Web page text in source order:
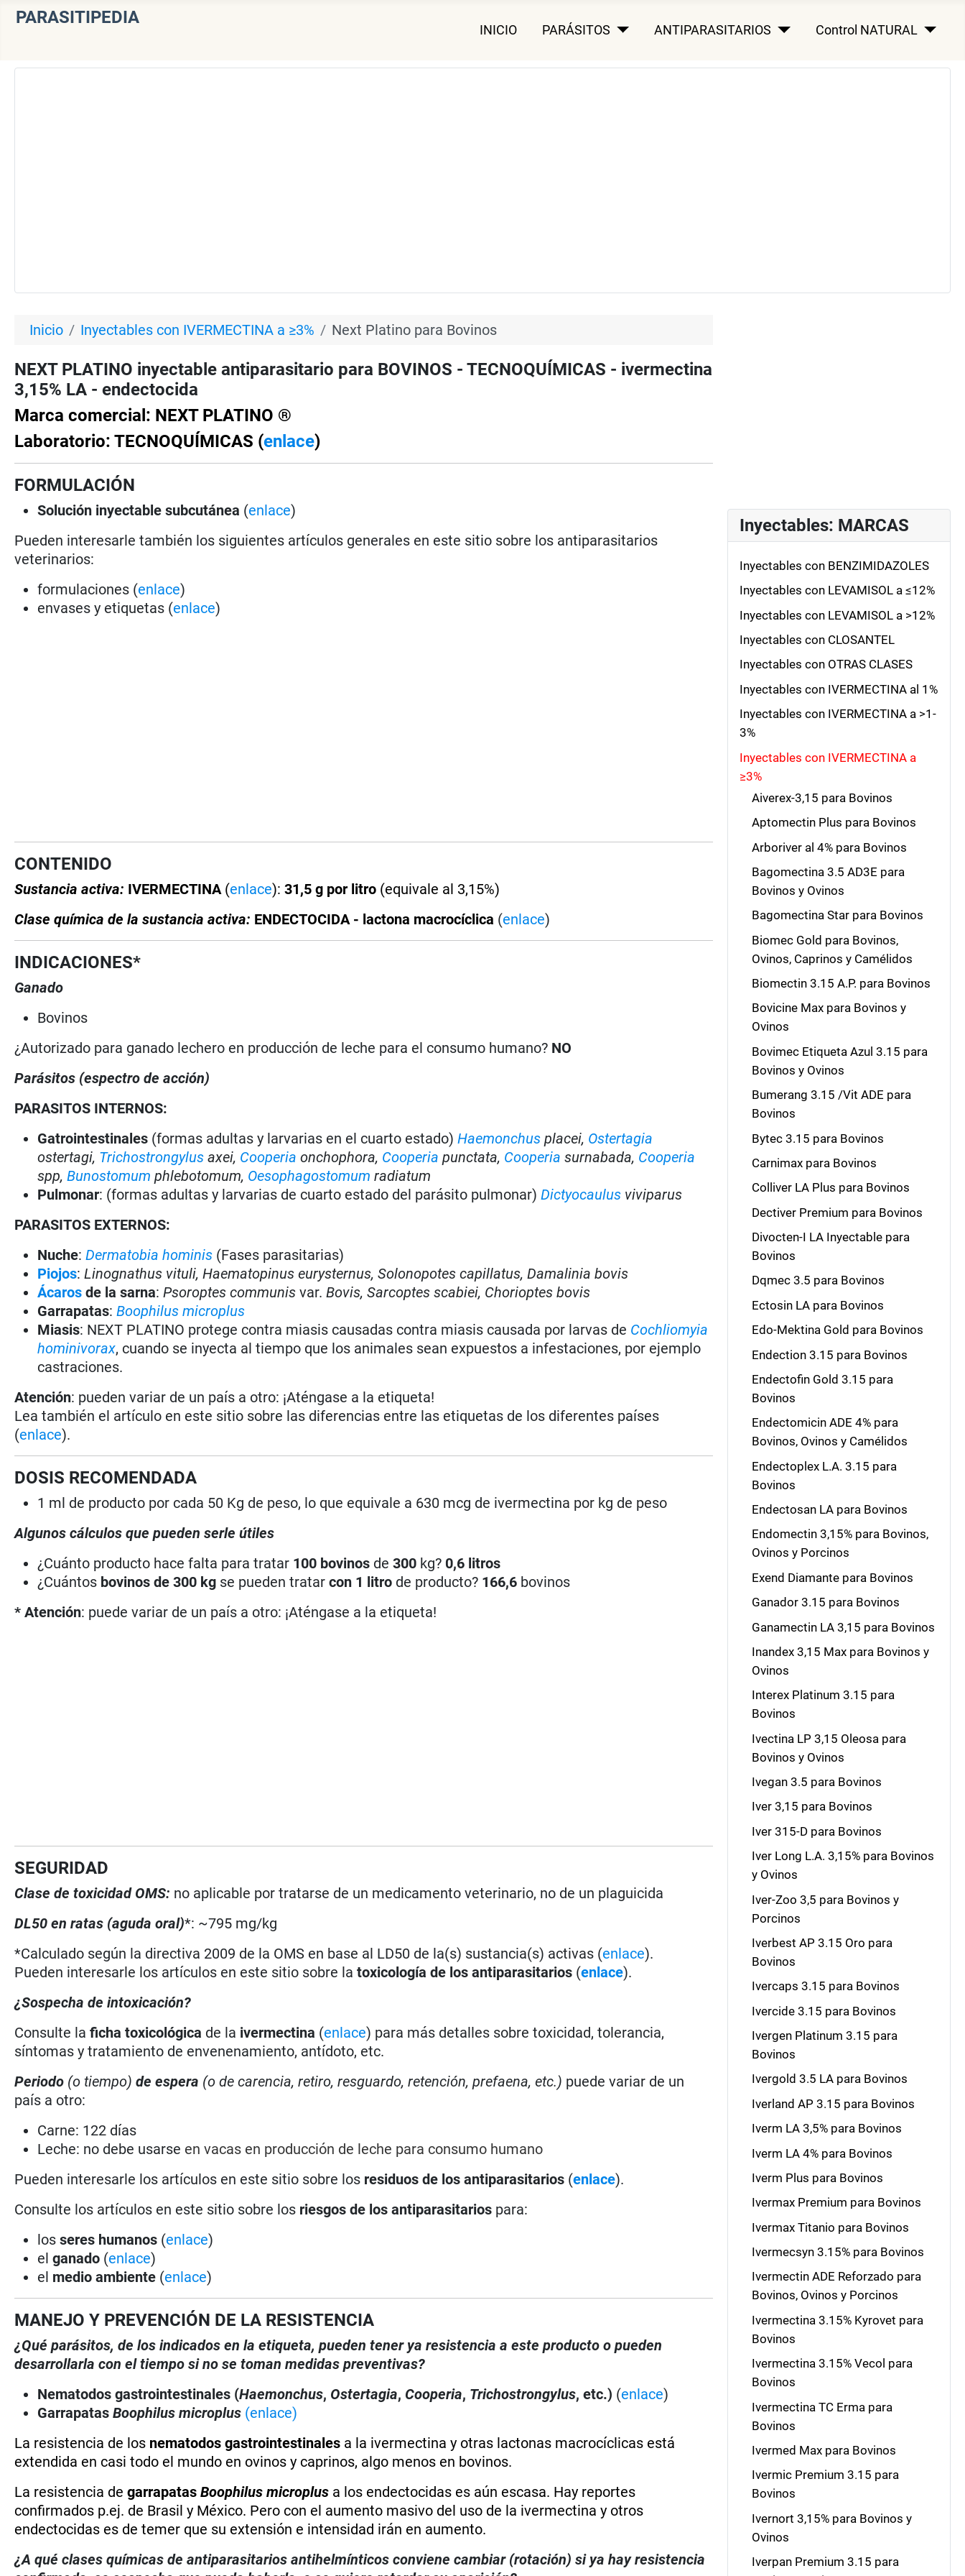
PARASITIPEDIA
INICIO PARÁSITOS ANTIPARASITARIOS Control NATURAL
Inicio Inyectables con IVERMECTINA a ≥3% Next Platino para Bovinos
NEXT PLATINO inyectable antiparasitario para BOVINOS - TECNOQUÍMICAS - ivermectina
3,15% LA - endectocida
Marca comercial: NEXT PLATINO ®
Laboratorio: TECNOQUÍMICAS (enlace)
FORMULACIÓN
Solución inyectable subcutánea (enlace)
Pueden interesarle también los siguientes artículos generales en este sitio sobre los antiparasitarios
veterinarios:
formulaciones (enlace)
envases y etiquetas (enlace)
CONTENIDO
Sustancia activa: IVERMECTINA (enlace):31,5 g por litro (equivale al 3,15%)
Clase química de la sustancia activa: ENDECTOCIDA - lactona macrocíclica (enlace)
INDICACIONES*
Ganado
Bovinos
¿Autorizado para ganado lechero en producción de leche para el consumo humano? NO
Parásitos (espectro de acción)
PARASITOS INTERNOS:
Gatrointestinales (formas adultas y larvarias en el cuarto estado)Haemonchusplacei, Ostertagia
ostertagi, Trichostrongylus axei, Cooperia onchophora, Cooperia punctata, Cooperia surnabada, Cooperia
spp,Bunostomum phlebotomum, Oesophagostomum radiatum
Pulmonar: (formas adultas y larvarias de cuarto estado del parásito pulmonar)Dictyocaulus viviparus
PARASITOS EXTERNOS:
Nuche:Dermatobia hominis (Fases parasitarias)
Piojos:Linognathus vituli, Haematopinus eurysternus, Solonopotes capillatus, Damalinia bovis
Ácaros de la sarna:Psoroptes communisvar. Bovis, Sarcoptes scabiei, Chorioptes bovis
Garrapatas:Boophilus microplus
Miasis: NEXT PLATINO protege contra miasis causadas contra miasis causada por larvas de Cochliomyia
hominivorax, cuando se inyecta al tiempo que los animales sean expuestos a infestaciones, por ejemplo
castraciones.
Atención: pueden variar de un país a otro: ¡Aténgase a la etiqueta!
Lea también el artículo en este sitio sobre las diferencias entre las etiquetas de los diferentes países
(enlace).
DOSIS RECOMENDADA
1 ml de producto por cada 50 Kg de peso, lo que equivale a 630 mcg de ivermectina por kg de peso
Algunos cálculos que pueden serle útiles
¿Cuánto producto hace falta para tratar 100 bovinos de300 kg? 0,6 litros
¿Cuántos bovinos de 300 kg se pueden tratarcon 1 litro de producto? 166,6 bovinos
* Atención: puede variar de un país a otro: ¡Aténgase a la etiqueta!
SEGURIDAD
Clase de toxicidad OMS: no aplicable por tratarse de un medicamento veterinario, no de un plaguicida
DL50 en ratas (aguda oral)*: ~795 mg/kg
*Calculado según la directiva 2009 de la OMS en base al LD50 de la(s) sustancia(s) activas (enlace).
Pueden interesarle los artículos en este sitio sobre la toxicología de los antiparasitarios (enlace).
¿Sospecha de intoxicación?
Consulte laficha toxicológica de la ivermectina (enlace) para más detalles sobre toxicidad, tolerancia,
síntomas y tratamiento de envenenamiento, antídoto, etc.
Periodo (o tiempo) de espera (o de carencia, retiro, resguardo, retención, prefaena, etc.) puede variar de un
país a otro:
Carne: 122 días
Leche: no debe usarse en vacas en producción de leche para consumo humano
Pueden interesarle los artículos en este sitio sobre los residuos de los antiparasitarios (enlace).
Consulte los artículos en este sitio sobre los riesgos de los antiparasitarios para:
losseres humanos (enlace)
elganado (enlace)
el medio ambiente (enlace)
MANEJO Y PREVENCIÓN DE LA RESISTENCIA
¿Qué parásitos, de los indicados en la etiqueta, pueden tener ya resistencia a este producto o pueden
desarrollarla con el tiempo si no se toman medidas preventivas?
Nematodos gastrointestinales (Haemonchus, Ostertagia, Cooperia, Trichostrongylus, etc.) (enlace)
GarrapatasBoophilus microplus (enlace)
La resistencia de los nematodos gastrointestinales a la ivermectina y otras lactonas macrocíclicas está
extendida en casi todo el mundo en ovinos y caprinos, algo menos en bovinos.
La resistencia degarrapatasBoophilus microplus a los endectocidas es aún escasa. Hay reportes
confirmados p.ej. de Brasil y México. Pero con el aumento masivo del uso de la ivermectina y otros
endectocidas es de temer que su extensión e intensidad irán en aumento.
¿A qué clases químicas de antiparasitarios antihelmínticos conviene cambiar (rotación) si ya hay resistencia
Inyectables: MARCAS
Inyectables con BENZIMIDAZOLES
Inyectables con LEVAMISOL a ≤12%
Inyectables con LEVAMISOL a >12%
Inyectables con CLOSANTEL
Inyectables con OTRAS CLASES
Inyectables con IVERMECTINA al 1%
Inyectables con IVERMECTINA a >1-
3%
Inyectables con IVERMECTINA a
≥3%
Aiverex-3,15 para Bovinos
Aptomectin Plus para Bovinos
Arboriver al 4% para Bovinos
Bagomectina 3.5 AD3E para
Bovinos y Ovinos
Bagomectina Star para Bovinos
Biomec Gold para Bovinos,
Ovinos, Caprinos y Camélidos
Biomectin 3.15 A.P. para Bovinos
Bovicine Max para Bovinos y
Ovinos
Bovimec Etiqueta Azul 3.15 para
Bovinos y Ovinos
Bumerang 3.15 /Vit ADE para
Bovinos
Bytec 3.15 para Bovinos
Carnimax para Bovinos
Colliver LA Plus para Bovinos
Dectiver Premium para Bovinos
Divocten-I LA Inyectable para
Bovinos
Dqmec 3.5 para Bovinos
Ectosin LA para Bovinos
Edo-Mektina Gold para Bovinos
Endection 3.15 para Bovinos
Endectofin Gold 3.15 para
Bovinos
Endectomicin ADE 4% para
Bovinos, Ovinos y Camélidos
Endectoplex L.A. 3.15 para
Bovinos
Endectosan LA para Bovinos
Endomectin 3,15% para Bovinos,
Ovinos y Porcinos
Exend Diamante para Bovinos
Ganador 3.15 para Bovinos
Ganamectin LA 3,15 para Bovinos
Inandex 3,15 Max para Bovinos y
Ovinos
Interex Platinum 3.15 para
Bovinos
Ivectina LP 3,15 Oleosa para
Bovinos y Ovinos
Ivegan 3.5 para Bovinos
Iver 3,15 para Bovinos
Iver 315-D para Bovinos
Iver Long L.A. 3,15% para Bovinos
y Ovinos
Iver-Zoo 3,5 para Bovinos y
Porcinos
Iverbest AP 3.15 Oro para
Bovinos
Ivercaps 3.15 para Bovinos
Ivercide 3.15 para Bovinos
Ivergen Platinum 3.15 para
Bovinos
Ivergold 3.5 LA para Bovinos
Iverland AP 3.15 para Bovinos
Iverm LA 3,5% para Bovinos
Iverm LA 4% para Bovinos
Iverm Plus para Bovinos
Ivermax Premium para Bovinos
Ivermax Titanio para Bovinos
Ivermecsyn 3.15% para Bovinos
Ivermectin ADE Reforzado para
Bovinos, Ovinos y Porcinos
Ivermectina 3.15% Kyrovet para
Bovinos
Ivermectina 3.15% Vecol para
Bovinos
Ivermectina TC Erma para
Bovinos
Ivermed Max para Bovinos
Ivermic Premium 3.15 para
Bovinos
Ivernort 3,15% para Bovinos y
Ovinos
Iverpan Premium 3.15 para